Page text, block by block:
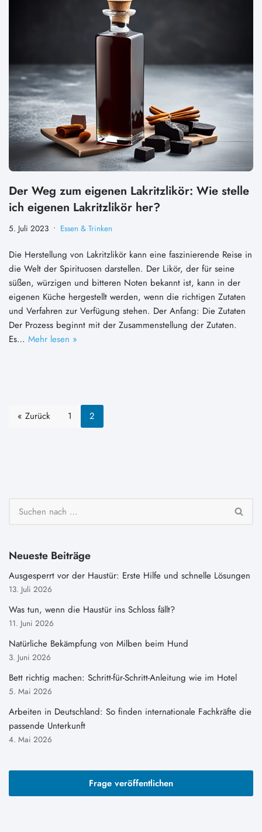
Der Weg zum eigenen Lakritzlikör: Wie stelle
ich eigenen Lakritzlikör her?
5. Juli 2023 Essen & Trinken
Die Herstellung von Lakritzlikör kann eine faszinierende Reise in
die Welt der Spirituosen darstellen. Der Likör, der für seine
süßen, würzigen und bitteren Noten bekannt ist, kann in der
eigenen Küche hergestellt werden, wenn die richtigen Zutaten
und Verfahren zur Verfügung stehen. Der Anfang: Die Zutaten
Der Prozess beginnt mit der Zusammenstellung der Zutaten.
Es… Mehr lesen »
« Zurück 1 2
Neueste Beiträge
Ausgesperrt vor der Haustür: Erste Hilfe und schnelle Lösungen
13. Juli 2026
Was tun, wenn die Haustür ins Schloss fällt?
11. Juni 2026
Natürliche Bekämpfung von Milben beim Hund
3. Juni 2026
Bett richtig machen: Schritt-für-Schritt-Anleitung wie im Hotel
5. Mai 2026
Arbeiten in Deutschland: So finden internationale Fachkräfte die
passende Unterkunft
4. Mai 2026
Frage veröffentlichen